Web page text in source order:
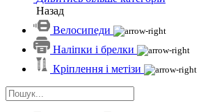
Назад
Велосипеди
Наліпки і брелки
Кріплення і метізи